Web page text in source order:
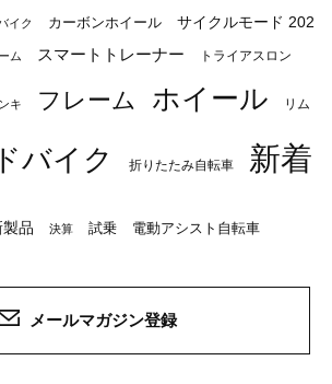
イク カーボンホイール
サイクルモード 202
ム スマートトレーナー トライアスロン
キ フレーム ホイール リム
バイク 折りたたみ自転車
新着
製品 決算 試乗 電動アシスト自転車
メールマガジン登録